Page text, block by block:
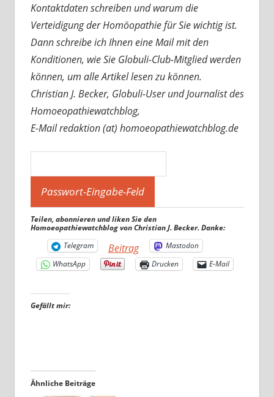
Kontaktdaten schreiben und warum die
Verteidigung der Homöopathie für Sie wichtig ist.
Dann schreibe ich Ihnen eine Mail mit den
Konditionen, wie Sie Globuli-Club-Mitglied werden
können, um alle Artikel lesen zu können.
Christian J. Becker, Globuli-User und Journalist des
Homoeopathiewatchblog,
E-Mail redaktion (at) homoeopathiewatchblog.de
Teilen, abonnieren und liken Sie den
Homoeopathiewatchblog von Christian J. Becker. Danke:
Telegram
Beitrag
Mastodon
WhatsApp
Drucken E-Mail
Gefällt mir:
Ähnliche Beiträge